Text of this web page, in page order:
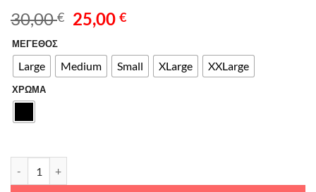
30,00€ Original
price
was:
30,00 €.
25,00€Η
τιμή
είναι:
ΜΕΓΕΘΟΣ
Large Medium Small XLarge XXLarge
ΧΡΩΜΑ
Alternative: